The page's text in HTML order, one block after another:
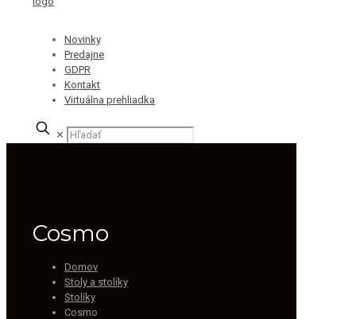
Novinky
Predajne
GDPR
Kontakt
Virtuálna prehliadka
✕
Cosmo
Domov
Stoly a stolíky
Stolíky
Cosmo